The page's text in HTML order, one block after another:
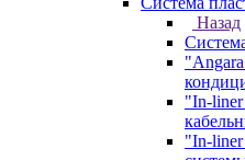
Назад
"In-
"In-